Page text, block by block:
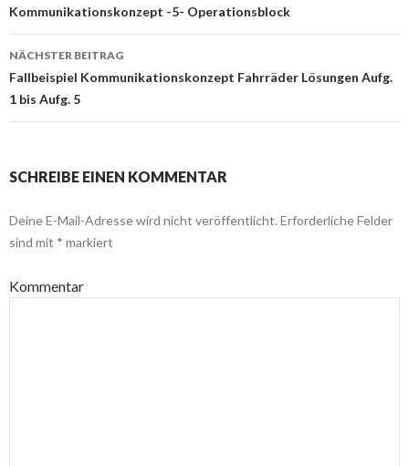
Beitrags-
Navigation
Kommunikationskonzept -5- Operationsblock
NÄCHSTER BEITRAG
Fallbeispiel Kommunikationskonzept Fahrräder Lösungen Aufg.
1 bis Aufg. 5
SCHREIBE EINEN KOMMENTAR
Deine E-Mail-Adresse wird nicht veröffentlicht. Erforderliche Felder
sind mit * markiert
Kommentar